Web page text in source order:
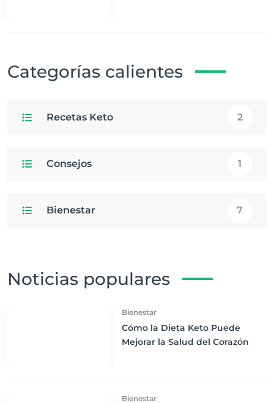
Categorías calientes
Recetas Keto 2
Consejos 1
Bienestar 7
Noticias populares
Bienestar
Cómo la Dieta Keto Puede
Mejorar la Salud del Corazón
Bienestar